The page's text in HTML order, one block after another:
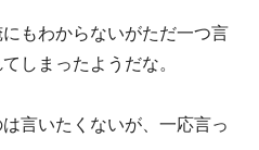
もわからないがただ一つ言
しまったようだな。
言いたくないが、一応言っ